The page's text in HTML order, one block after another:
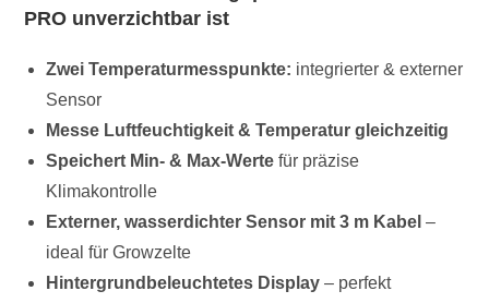
PRO unverzichtbar ist
Zwei Temperaturmesspunkte: integrierter & externer
Sensor
Messe Luftfeuchtigkeit & Temperatur gleichzeitig
Speichert Min- & Max-Werte für präzise
Klimakontrolle
Externer, wasserdichter Sensor mit 3 m Kabel –
ideal für Growzelte
Hintergrundbeleuchtetes Display – perfekt